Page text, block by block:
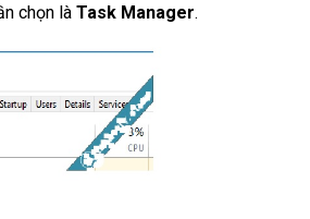
chọn là Task Manager.